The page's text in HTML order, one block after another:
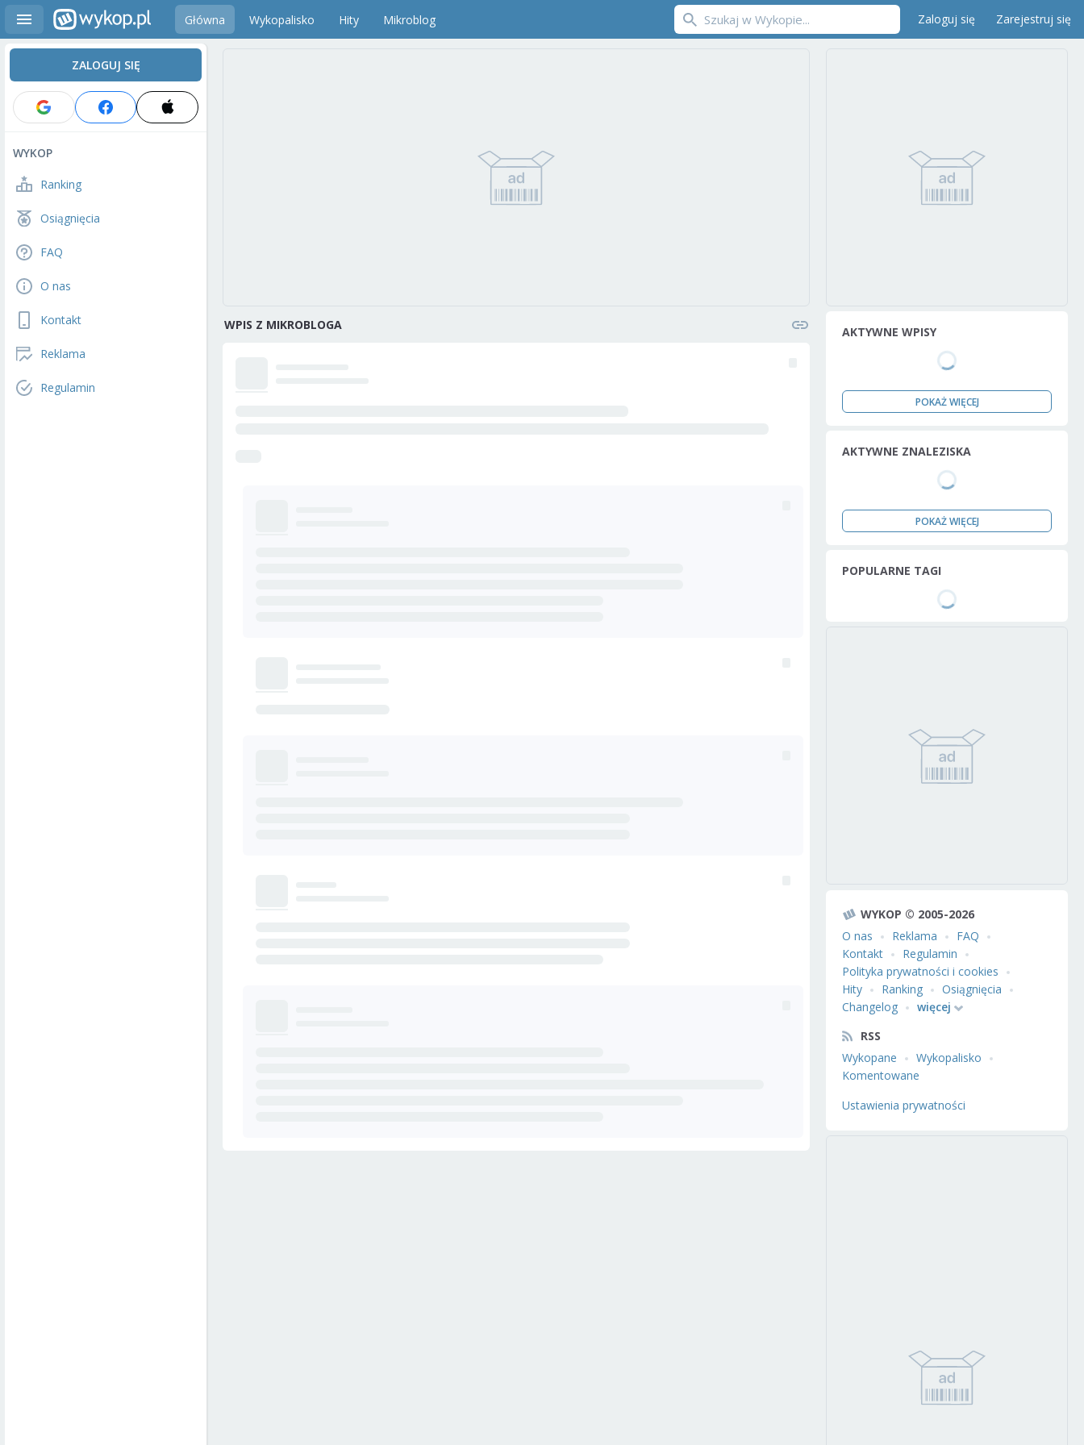
Główna Wykopalisko Hity Mikroblog Zaloguj się Zarejestruj się
ZALOGUJ SIĘ
WYKOP
Ranking
Osiągnięcia
FAQ
O nas
Kontakt
Reklama
Regulamin
WPIS Z MIKROBLOGA AKTYWNE WPISY
POKAŻ WIĘCEJ
AKTYWNE ZNALEZISKA
POKAŻ WIĘCEJ
POPULARNE TAGI
WYKOP © 2005-2026
O nas
Reklama
FAQ
Kontakt
Regulamin
Polityka prywatności i cookies
Hity
Ranking
Osiągnięcia
Changelog
więcej
RSS
Wykopane
Wykopalisko
Komentowane
Ustawienia prywatności